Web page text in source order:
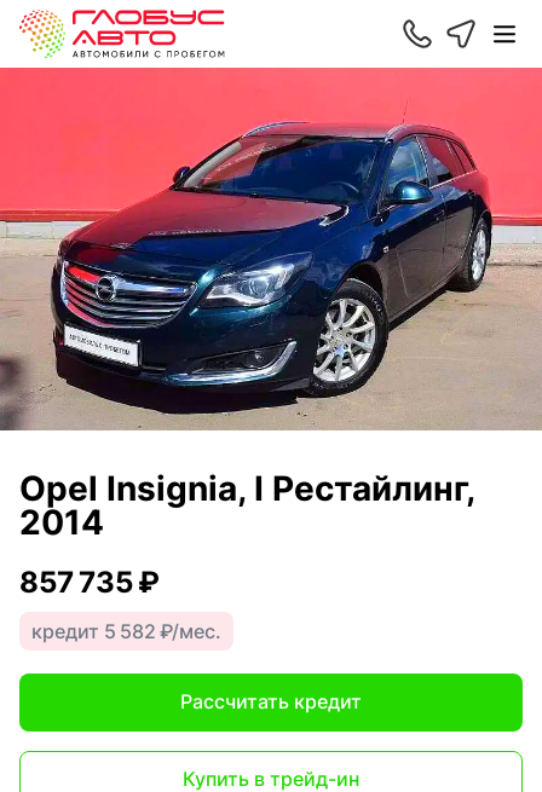
Opel Insignia, I Рестайлинг,
2014
857 735 ₽
кредит 5 582 ₽/мес.
Рассчитать кредит
Купить в трейд-ин